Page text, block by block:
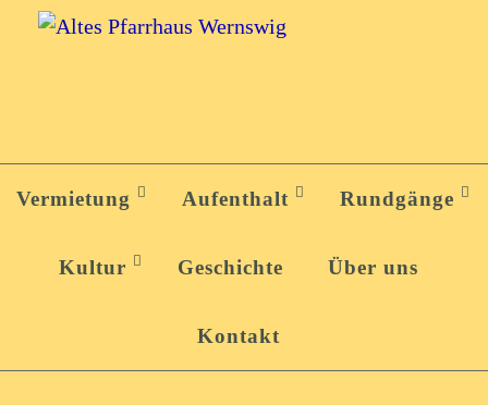
Zum
InhaltVermietung Aufenthalt Rundgänge
Kultur Geschichte Über uns
Kontakt